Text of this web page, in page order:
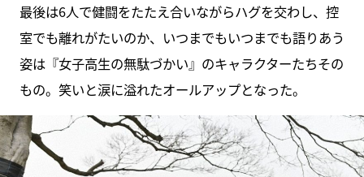
最後は6人で健闘をたたえ合いながらハグを交わし、控
室でも離れがたいのか、いつまでもいつまでも語りあう
姿は『女子高生の無駄づかい』のキャラクターたちその
もの。笑いと涙に溢れたオールアップとなった。